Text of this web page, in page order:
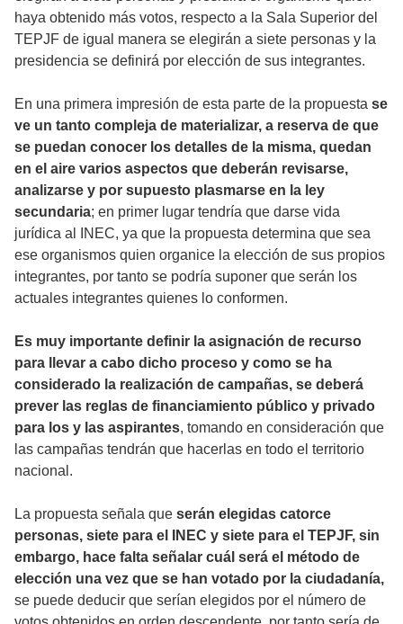
haya obtenido más votos, respecto a la Sala Superior del
TEPJF de igual manera se elegirán a siete personas y la
presidencia se definirá por elección de sus integrantes.
En una primera impresión de esta parte de la propuesta se
ve un tanto compleja de materializar, a reserva de que
se puedan conocer los detalles de la misma, quedan
en el aire varios aspectos que deberán revisarse,
analizarse y por supuesto plasmarse en la ley
secundaria; en primer lugar tendría que darse vida
jurídica al INEC, ya que la propuesta determina que sea
ese organismos quien organice la elección de sus propios
integrantes, por tanto se podría suponer que serán los
actuales integrantes quienes lo conformen.
Es muy importante definir la asignación de recurso
para llevar a cabo dicho proceso y como se ha
considerado la realización de campañas, se deberá
prever las reglas de financiamiento público y privado
para los y las aspirantes, tomando en consideración que
las campañas tendrán que hacerlas en todo el territorio
nacional.
La propuesta señala que serán elegidas catorce
personas, siete para el INEC y siete para el TEPJF, sin
embargo, hace falta señalar cuál será el método de
elección una vez que se han votado por la ciudadanía,
se puede deducir que serían elegidos por el número de